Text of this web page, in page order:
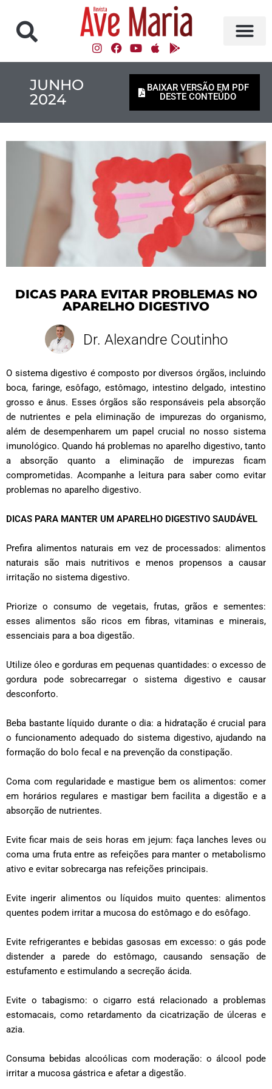
JUNHO
2024
BAIXAR VERSÃO EM PDF
DESTE CONTEÚDO
DICAS PARA EVITAR PROBLEMAS NO
APARELHO DIGESTIVO
Dr. Alexandre Coutinho
O sistema digestivo é composto por diversos órgãos, incluindo
boca, faringe, esôfago, estômago, intestino delgado, intestino
grosso e ânus. Esses órgãos são responsáveis pela absorção
de nutrientes e pela eliminação de impurezas do organismo,
além de desempenharem um papel crucial no nosso sistema
imunológico. Quando há problemas no aparelho digestivo, tanto
a absorção quanto a eliminação de impurezas ficam
comprometidas. Acompanhe a leitura para saber como evitar
problemas no aparelho digestivo.
DICAS PARA MANTER UM APARELHO DIGESTIVO SAUDÁVEL
Prefira alimentos naturais em vez de processados: alimentos
naturais são mais nutritivos e menos propensos a causar
irritação no sistema digestivo.
Priorize o consumo de vegetais, frutas, grãos e sementes:
esses alimentos são ricos em fibras, vitaminas e minerais,
essenciais para a boa digestão.
Utilize óleo e gorduras em pequenas quantidades: o excesso de
gordura pode sobrecarregar o sistema digestivo e causar
desconforto.
Beba bastante líquido durante o dia: a hidratação é crucial para
o funcionamento adequado do sistema digestivo, ajudando na
formação do bolo fecal e na prevenção da constipação.
Coma com regularidade e mastigue bem os alimentos: comer
em horários regulares e mastigar bem facilita a digestão e a
absorção de nutrientes.
Evite ficar mais de seis horas em jejum: faça lanches leves ou
coma uma fruta entre as refeições para manter o metabolismo
ativo e evitar sobrecarga nas refeições principais.
Evite ingerir alimentos ou líquidos muito quentes: alimentos
quentes podem irritar a mucosa do estômago e do esôfago.
Evite refrigerantes e bebidas gasosas em excesso: o gás pode
distender a parede do estômago, causando sensação de
estufamento e estimulando a secreção ácida.
Evite o tabagismo: o cigarro está relacionado a problemas
estomacais, como retardamento da cicatrização de úlceras e
azia.
Consuma bebidas alcoólicas com moderação: o álcool pode
irritar a mucosa gástrica e afetar a digestão.